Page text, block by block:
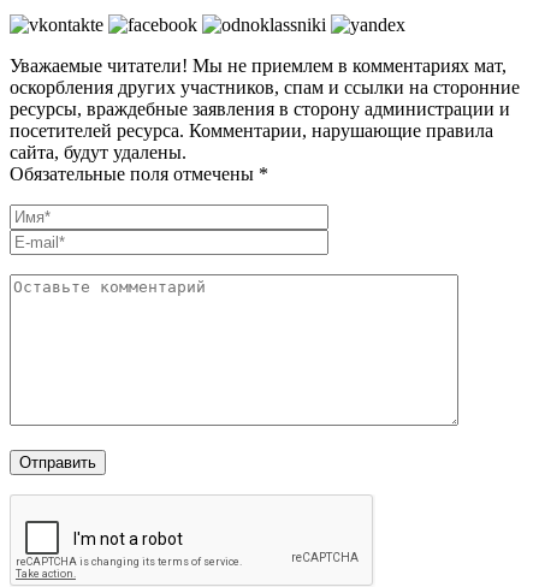
Уважаемые читатели! Мы не приемлем в комментариях мат,
оскорбления других участников, спам и ссылки на сторонние
ресурсы, враждебные заявления в сторону администрации и
посетителей ресурса. Комментарии, нарушающие правила
сайта, будут удалены.
Обязательные поля отмечены *